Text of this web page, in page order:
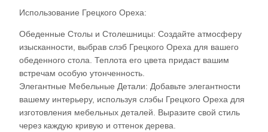
Использование Грецкого Ореха:
Обеденные Столы и Столешницы: Создайте атмосферу
изысканности, выбрав слэб Грецкого Ореха для вашего
обеденного стола. Теплота его цвета придаст вашим
встречам особую утонченность.
Элегантные Мебельные Детали: Добавьте элегантности
вашему интерьеру, используя слэбы Грецкого Ореха для
изготовления мебельных деталей. Выразите свой стиль
через каждую кривую и оттенок дерева.